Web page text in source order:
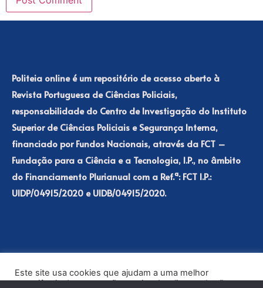
Politeia online é um repositório de acesso aberto à
Revista Portuguesa de Ciências Policiais,
responsabilidade do Centro de Investigação do Instituto
Superior de Ciências Policiais e Segurança Interna,
financiado por Fundos Nacionais, através da FCT –
Fundação para a Ciência e a Tecnologia, I.P., no âmbito
do Financiamento Plurianual com a Ref.ª: FCT I.P.:
UIDP/04915/2020 e UIDB/04915/2020.
Este site usa cookies que ajudam a uma melhor
experiência de navegação no site. Ao clicar no botão